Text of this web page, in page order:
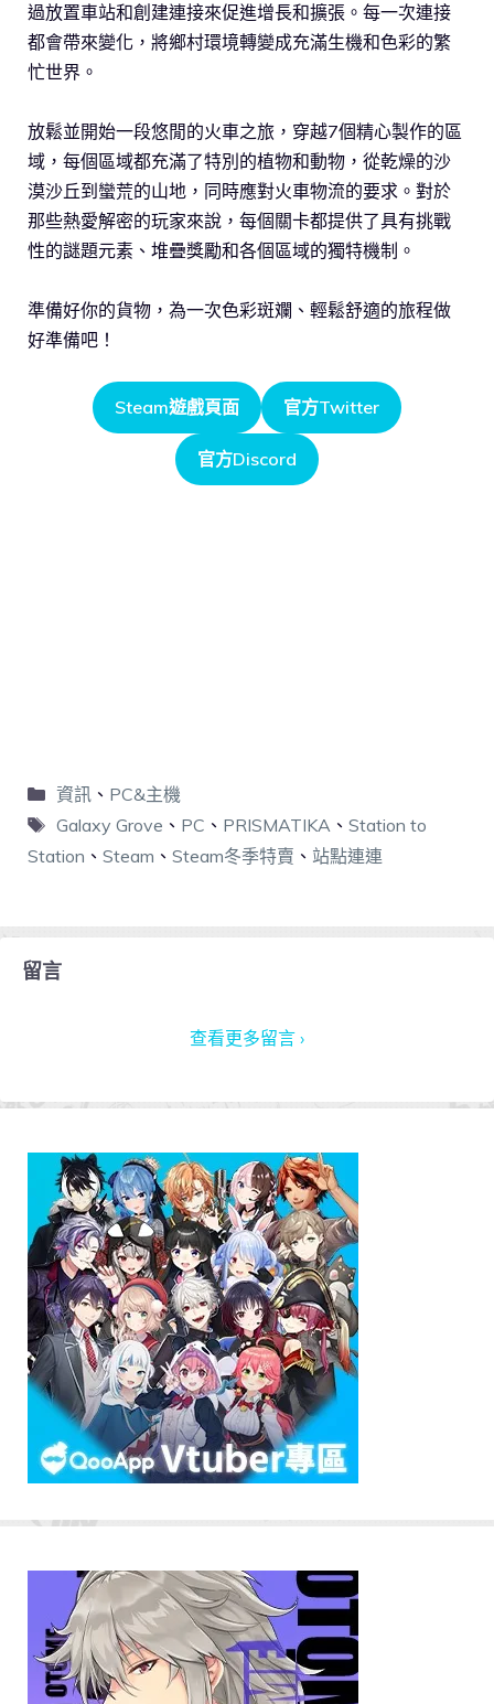
過放置車站和創建連接來促進增長和擴張。每一次連接
都會帶來變化，將鄉村環境轉變成充滿生機和色彩的繁
忙世界。
放鬆並開始一段悠閒的火車之旅，穿越7個精心製作的區
域，每個區域都充滿了特別的植物和動物，從乾燥的沙
漠沙丘到蠻荒的山地，同時應對火車物流的要求。對於
那些熱愛解密的玩家來說，每個關卡都提供了具有挑戰
性的謎題元素、堆疊獎勵和各個區域的獨特機制。
準備好你的貨物，為一次色彩斑斕、輕鬆舒適的旅程做
好準備吧！
Steam遊戲頁面 官方Twitter
官方Discord
資訊、 PC&主機
Galaxy Grove 、 PC 、 PRISMATIKA 、 Station to
Station 、 Steam 、 Steam冬季特賣 、 站點連連
留言
查看更多留言 ›